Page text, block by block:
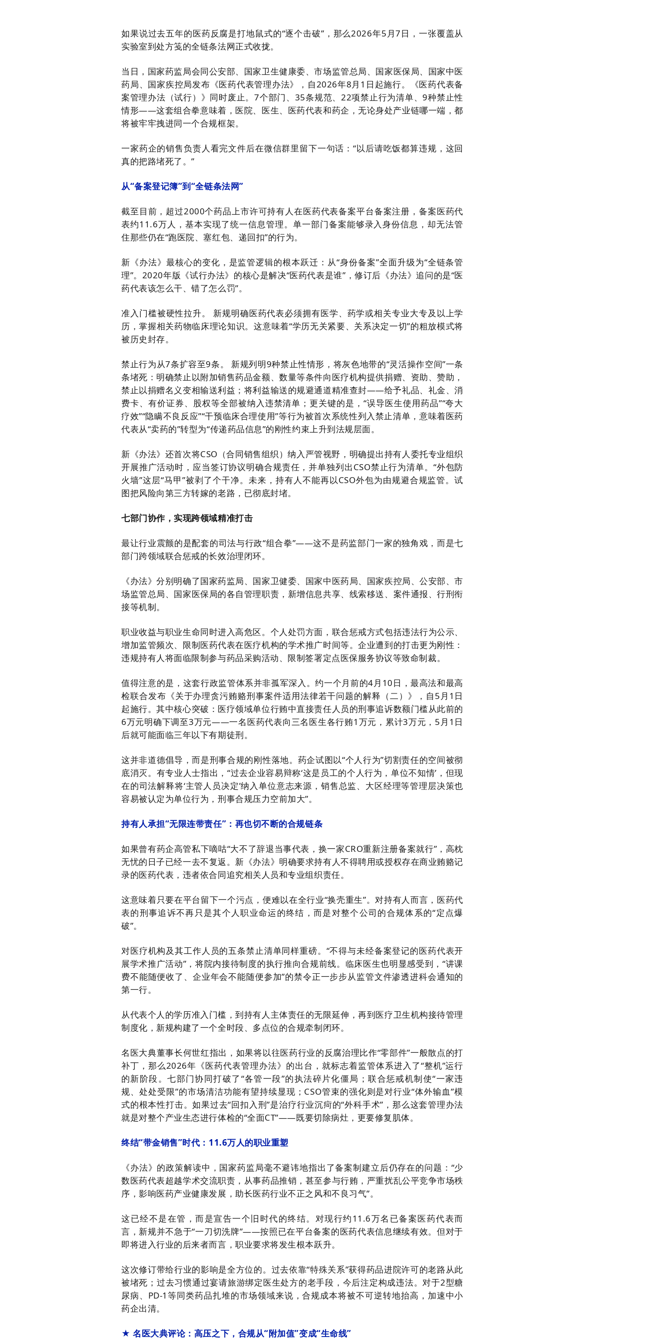
如果说过去五年的医药反腐是打地鼠式的“逐个击破”，那么2026年5月7日，一张覆盖从
实验室到处方笺的全链条法网正式收拢。
当日，国家药监局会同公安部、国家卫生健康委、市场监管总局、国家医保局、国家中医
药局、国家疾控局发布《医药代表管理办法》，自2026年8月1日起施行。《医药代表备
案管理办法（试行）》同时废止。7个部门、35条规范、22项禁止行为清单、9种禁止性
情形——这套组合拳意味着，医院、医生、医药代表和药企，无论身处产业链哪一端，都
将被牢牢拽进同一个合规框架。
一家药企的销售负责人看完文件后在微信群里留下一句话：“以后请吃饭都算违规，这回
真的把路堵死了。”
从“备案登记簿”到“全链条法网”
截至目前，超过2000个药品上市许可持有人在医药代表备案平台备案注册，备案医药代
表约11.6万人，基本实现了统一信息管理。单一部门备案能够录入身份信息，却无法管
住那些仍在“跑医院、塞红包、递回扣”的行为。
新《办法》最核心的变化，是监管逻辑的根本跃迁：从“身份备案”全面升级为“全链条管
理”。2020年版《试行办法》的核心是解决“医药代表是谁”，修订后《办法》追问的是“医
药代表该怎么干、错了怎么罚”。
准入门槛被硬性拉升。 新规明确医药代表必须拥有医学、药学或相关专业大专及以上学
历，掌握相关药物临床理论知识。这意味着“学历无关紧要、关系决定一切”的粗放模式将
被历史封存。
禁止行为从7条扩容至9条。 新规列明9种禁止性情形，将灰色地带的“灵活操作空间”一条
条堵死：明确禁止以附加销售药品金额、数量等条件向医疗机构提供捐赠、资助、赞助，
禁止以捐赠名义变相输送利益；将利益输送的规避通道精准查封——给予礼品、礼金、消
费卡、有价证券、股权等全部被纳入违禁清单；更关键的是，“误导医生使用药品”“夸大
疗效”“隐瞒不良反应”“干预临床合理使用”等行为被首次系统性列入禁止清单，意味着医药
代表从“卖药的”转型为“传递药品信息”的刚性约束上升到法规层面。
新《办法》还首次将CSO（合同销售组织）纳入严管视野，明确提出持有人委托专业组织
开展推广活动时，应当签订协议明确合规责任，并单独列出CSO禁止行为清单。“外包防
火墙”这层“马甲”被剥了个干净。未来，持有人不能再以CSO外包为由规避合规监管。试
图把风险向第三方转嫁的老路，已彻底封堵。
七部门协作，实现跨领域精准打击
最让行业震颤的是配套的司法与行政“组合拳”——这不是药监部门一家的独角戏，而是七
部门跨领域联合惩戒的长效治理闭环。
《办法》分别明确了国家药监局、国家卫健委、国家中医药局、国家疾控局、公安部、市
场监管总局、国家医保局的各自管理职责，新增信息共享、线索移送、案件通报、行刑衔
接等机制。
职业收益与职业生命同时进入高危区。个人处罚方面，联合惩戒方式包括违法行为公示、
增加监管频次、限制医药代表在医疗机构的学术推广时间等。企业遭到的打击更为刚性：
违规持有人将面临限制参与药品采购活动、限制签署定点医保服务协议等致命制裁。
值得注意的是，这套行政监管体系并非孤军深入。约一个月前的4月10日，最高法和最高
检联合发布《关于办理贪污贿赂刑事案件适用法律若干问题的解释（二）》，自5月1日
起施行。其中核心突破：医疗领域单位行贿中直接责任人员的刑事追诉数额门槛从此前的
6万元明确下调至3万元——一名医药代表向三名医生各行贿1万元，累计3万元，5月1日
后就可能面临三年以下有期徒刑。
这并非道德倡导，而是刑事合规的刚性落地。药企试图以“个人行为”切割责任的空间被彻
底消灭。有专业人士指出，“过去企业容易辩称‘这是员工的个人行为，单位不知情’，但现
在的司法解释将‘主管人员决定’纳入单位意志来源，销售总监、大区经理等管理层决策也
容易被认定为单位行为，刑事合规压力空前加大”。
持有人承担“无限连带责任”：再也切不断的合规链条
如果曾有药企高管私下嘀咕“大不了辞退当事代表，换一家CRO重新注册备案就行”，高枕
无忧的日子已经一去不复返。新《办法》明确要求持有人不得聘用或授权存在商业贿赂记
录的医药代表，违者依合同追究相关人员和专业组织责任。
这意味着只要在平台留下一个污点，便难以在全行业“换壳重生”。对持有人而言，医药代
表的刑事追诉不再只是其个人职业命运的终结，而是对整个公司的合规体系的“定点爆
破”。
对医疗机构及其工作人员的五条禁止清单同样重磅。“不得与未经备案登记的医药代表开
展学术推广活动”，将院内接待制度的执行推向合规前线。临床医生也明显感受到，“讲课
费不能随便收了、企业年会不能随便参加”的禁令正一步步从监管文件渗透进科会通知的
第一行。
从代表个人的学历准入门槛，到持有人主体责任的无限延伸，再到医疗卫生机构接待管理
制度化，新规构建了一个全时段、多点位的合规牵制闭环。
名医大典董事长何世红指出，如果将以往医药行业的反腐治理比作“零部件”一般散点的打
补丁，那么2026年《医药代表管理办法》的出台，就标志着监管体系进入了“整机”运行
的新阶段。七部门协同打破了“各管一段”的执法碎片化僵局；联合惩戒机制使“一家违
规、处处受限”的市场清洁功能有望持续显现；CSO管束的强化则是对行业“体外输血”模
式的根本性打击。如果过去“回扣入刑”是治疗行业沉疴的“外科手术”，那么这套管理办法
就是对整个产业生态进行体检的“全面CT”——既要切除病灶，更要修复肌体。
终结“带金销售”时代：11.6万人的职业重塑
《办法》的政策解读中，国家药监局毫不避讳地指出了备案制建立后仍存在的问题：“少
数医药代表超越学术交流职责，从事药品推销，甚至参与行贿，严重扰乱公平竞争市场秩
序，影响医药产业健康发展，助长医药行业不正之风和不良习气”。
这已经不是在管，而是宣告一个旧时代的终结。对现行约11.6万名已备案医药代表而
言，新规并不急于“一刀切洗牌”——按照已在平台备案的医药代表信息继续有效。但对于
即将进入行业的后来者而言，职业要求将发生根本跃升。
这次修订带给行业的影响是全方位的。过去依靠“特殊关系”获得药品进院许可的老路从此
被堵死；过去习惯通过宴请旅游绑定医生处方的老手段，今后注定构成违法。对于2型糖
尿病、PD-1等同类药品扎堆的市场领域来说，合规成本将被不可逆转地抬高，加速中小
药企出清。
★ 名医大典评论：高压之下，合规从“附加值”变成“生命线”